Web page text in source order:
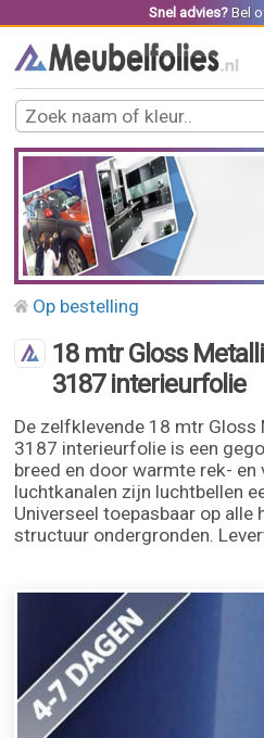
Snel advies? Bel
Op bestelling
18 mtr Gloss
3187 interieurfolie
De zelfklevende 18 mtr Gloss
3187 interieurfolie is een
breed en door warmte rek- en
luchtkanalen zijn luchtbellen
Universeel toepasbaar op alle
structuur ondergronden.